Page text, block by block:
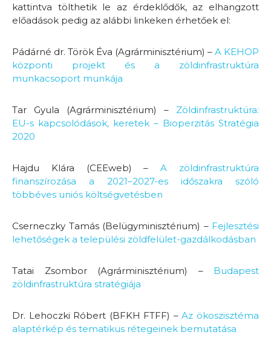
kattintva tölthetik le az érdeklődők, az elhangzott
előadások pedig az alábbi linkeken érhetőek el:
Pádárné dr. Török Éva (Agrárminisztérium) – A KEHOP
központi projekt és a zöldinfrastruktúra
munkacsoport munkája
Tar Gyula (Agrárminisztérium) – Zöldinfrastruktúra:
EU-s kapcsolódások, keretek – Bioperzitás Stratégia
2020
Hajdu Klára (CEEweb) –A zöldinfrastruktúra
finanszírozása a 2021–2027-es időszakra szóló
többéves uniós költségvetésben
Cserneczky Tamás (Belügyminisztérium) – Fejlesztési
lehetőségek a települési zöldfelület-gazdálkodásban
Tatai Zsombor (Agrárminisztérium) – Budapest
zöldinfrastruktúra stratégiája
Dr. Lehoczki Róbert (BFKH FTFF) –Az ökoszisztéma
alaptérkép és tematikus rétegeinek bemutatása